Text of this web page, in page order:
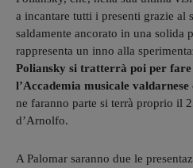
a incantare tutti i presenti grazie al
saldamente ancorato in una solida
rappresenta un inno alla
Poliansky si tratterrà poi per fare
l’Accademia musicale valdarnese
ne faranno parte si terrà proprio il
d’Arnolfo.
A Palomar saranno due le